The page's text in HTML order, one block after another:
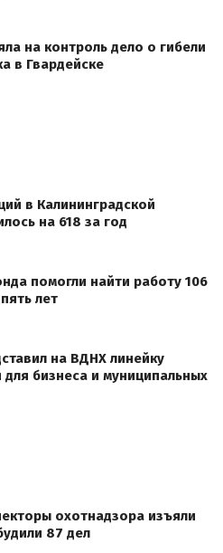
на контроль дело о гибели
в Гвардейске
в Калининградской
на 618 за год
помогли найти работу 106
лет
на ВДНХ линейку
для бизнеса и муниципальных
охотнадзора изъяли
87 дел